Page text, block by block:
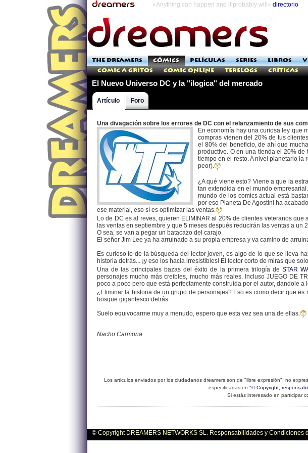
«Anything can happen and it probably will» directorio
THE DREAMERS CÓMICS PELÍCULAS SERIES LIBROS
Comic a Gritos
Comic Online Tebelogs Críticas
El Nuevo Universo DC y la "ilogica" del mercado
Artículo Foro
Una divagación sobre los errores de DC con el relanzamiento de sus
En economía hay una curiosa ley que
compras vienen del 20% de tus
el 80% del beneficio, de ahí que
productivo. O en una tienda el 20%
tiempo en el resto. A nivel planetario
peor).
¿A qué viene esto? Viene a que la
tan extendida en el mundo
mundo de los comics actual está
por eso Planeta De Agostini ha
ese material, eso sí es optimizar las ventas.
Lo de DC es al reves, quieren ELIMINAR al 20% de clientes veteranos
las ventas en septiembre y que 5 meses después reducirán las ventas a un
O sea, se van a pegar un batacazo del carajo.
El señor Jim Lee ya ha arruinado a su propia empresa y va camino de
Es curioso lo de la búsqueda del lector joven, es algo de lo que se lleva
historia detrás... ¡y eso los hacia irresistibles! El lector corto de miras que
Una de las principales bazas del éxito de la primera trilogía de STAR
personajes mucho más creibles, mucho más reales. Incluso JUEGO DE
poco a poco pero que está perfectamente construida por el autor, dandole
¿Eliminar la historia de un grupo de personajes? Eso es como decir que
bosque gigantesco detrás.
Suelo equivocarme muy a menudo, espero que esta vez sea una de ellas.
Nacho Carmona
Los articulos enviados por los ciudadanos dreamers son de "libre expresión", no
especificadas en "© Copyright,
Si estás interesado en participar
© Copyright DREAMERS NETWORKS SL. Responsabilidades y Condiciones